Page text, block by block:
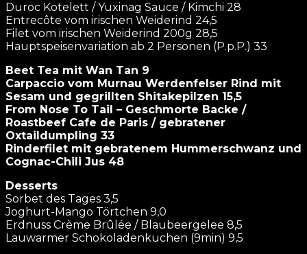
Duroc Kotelett / Yuxinag Sauce / Kimchi 28
Entrecôte vom irischen Weiderind 24,5
Filet vom irischen Weiderind 200g 28,5
Hauptspeisenvariation ab 2 Personen (P.p.P.) 33
Beet Tea mit Wan Tan 9
Carpaccio vom Murnau Werdenfelser Rind mit
Sesam und gegrillten Shitakepilzen 15,5
From Nose To Tail – Geschmorte Backe /
Roastbeef Cafe de Paris / gebratener
Oxtaildumpling 33
Rinderfilet mit gebratenem Hummerschwanz und
Cognac-Chili Jus 48
Desserts
Sorbet des Tages 3,5
Joghurt-Mango Törtchen 9,0
Erdnuss Crème Brûlée / Blaubeergelee 8,5
Lauwarmer Schokoladenkuchen (9min) 9,5